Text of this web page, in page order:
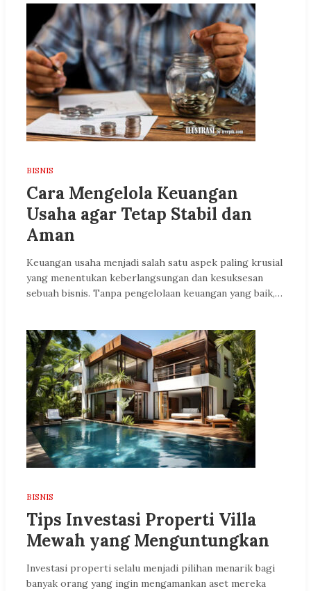
BISNIS
Cara Mengelola Keuangan
Usaha agar Tetap Stabil dan
Aman
Keuangan usaha menjadi salah satu aspek paling krusial
yang menentukan keberlangsungan dan kesuksesan
sebuah bisnis. Tanpa pengelolaan keuangan yang baik,…
BISNIS
Tips Investasi Properti Villa
Mewah yang Menguntungkan
Investasi properti selalu menjadi pilihan menarik bagi
banyak orang yang ingin mengamankan aset mereka